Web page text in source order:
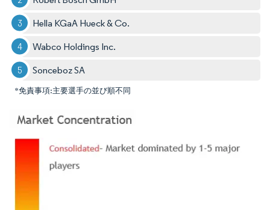
Hella KGaA Hueck & Co.
Wabco Holdings Inc.
Sonceboz SA
*免責事項:主要選手の並び順不同